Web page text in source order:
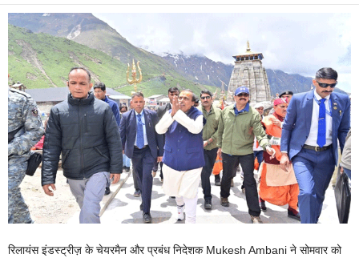
रिलायंस इंडस्ट्रीज़ के चेयरमैन और प्रबंध निदेशक Mukesh Ambani ने सोमवार को